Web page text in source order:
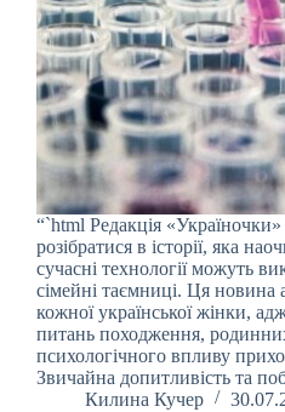
“`html Редакція
розібратися в історії, яка
сучасні технології можуть
сімейні таємниці. Ця новина
кожної української жінки,
питань походження, родинних
психологічного впливу
Звичайна допитливість та
Килина Кучер